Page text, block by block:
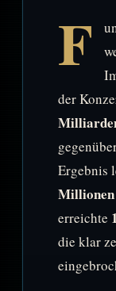
F
der
Ergebnis
erreichte
die klar